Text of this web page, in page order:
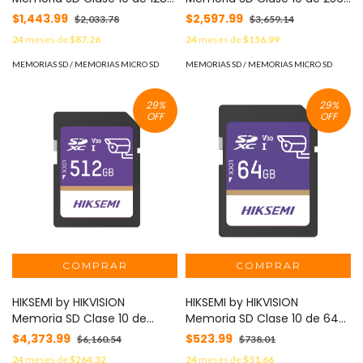
GB / Especializada Para
Videovigilancia MOD: HS-SD-
P10/128G/GUARDPRO
$1,443.99 $2,033.78
24meses de$87.26
MEMORIAS SD / MEMORIAS MICRO SD
GB / Especializada Para
Videovigilancia MOD: HS-SD-
P10/256G/GUARDPRO
$2,597.99 $3,659.14
24meses de$156.99
MEMORIAS SD / MEMORIAS MICRO SD
29%
OFF
HIKSEMI by HIKVISION
Memoria SD Clase 10 de
512GB / Especializada Para
Videovigilancia MOD: HS-SD-
$4,373.99 $6,160.54
24meses de$264.32
29%
OFF
HIKSEMI by HIKVISION
Memoria SD Clase 10 de 64
GB / Especializada Para
Videovigilancia MOD: HS-SD-
$523.99 $738.01
24meses de$31.66